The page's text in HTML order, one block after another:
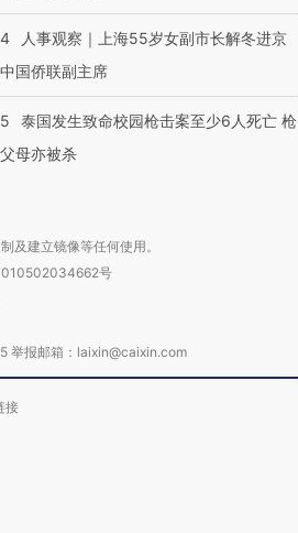
人事观察｜上海55岁女副市长解冬进京
国侨联副主席
泰国发生致命校园枪击案至少6人死亡 枪
母亦被杀
及建立镜像等任何使用。
号
举报邮箱：laixin@caixin.com
接